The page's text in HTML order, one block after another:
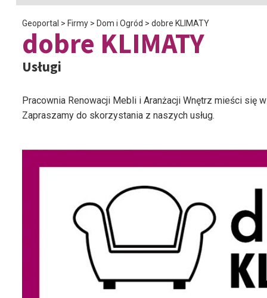
Geoportal > Firmy > Dom i Ogród > dobre KLIMATY
dobre KLIMATY
Usługi
Pracownia Renowacji Mebli i Aranżacji Wnętrz mieści się
Zapraszamy do skorzystania z naszych usług.